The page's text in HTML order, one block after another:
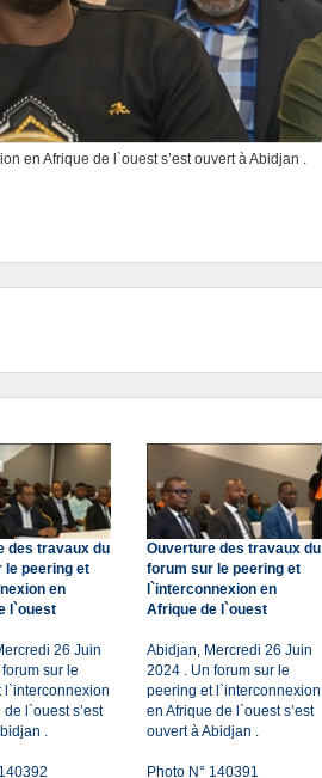
en Afrique de l`ouest s’est ouvert à Abidjan .
des travaux du
le peering et
en
l`ouest
26 Juin
sur le
l`interconnexion
l`ouest s’est
.
Ouverture des travaux du
forum sur le peering et
l`interconnexion en
Afrique de l`ouest
Abidjan, Mercredi 26 Juin
2024 . Un forum sur le
peering et l`interconnexion
en Afrique de l`ouest s’est
ouvert à Abidjan .
Photo N° 140391